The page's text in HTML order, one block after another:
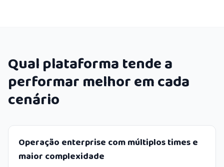
Qual plataforma tende a
performar melhor em cada
cenário
Operação enterprise com múltiplos times e
maior complexidade